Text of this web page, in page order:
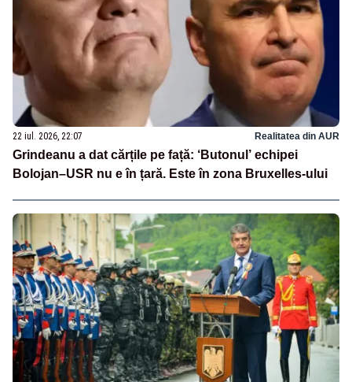
22 iul. 2026, 22:07 Realitatea din AUR
Grindeanu a dat cărțile pe față: ‘Butonul’ echipei
Bolojan–USR nu e în țară. Este în zona Bruxelles-ului